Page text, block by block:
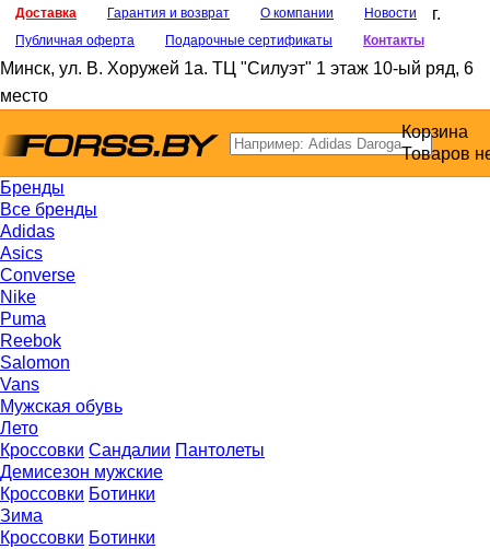
Доставка Гарантия и возврат О компании
Новости
Публичная оферта
Подарочные сертификаты Контакты
г.
Минск, ул. В. Хоружей 1а. ТЦ "Силуэт" 1 этаж 10-ый ряд, 6
место
Корзина
Товаров
Бренды
Все бренды
Adidas
Asics
Converse
Nike
Puma
Reebok
Salomon
Vans
Мужская обувь
Лето
Кроссовки Сандалии Пантолеты
Демисезон мужские
Кроссовки Ботинки
Зима
Кроссовки Ботинки